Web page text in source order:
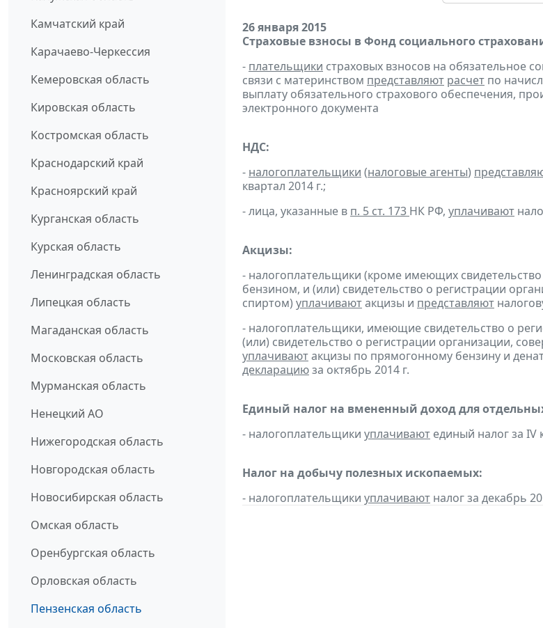
Камчатский край
Карачаево-Черкессия
Кемеровская область
Кировская область
Костромская область
Краснодарский край
Красноярский край
Курганская область
Курская область
Ленинградская область
Липецкая область
Магаданская область
Московская область
Мурманская область
Ненецкий АО
Нижегородская область
Новгородская область
Новосибирская область
Омская область
Оренбургская область
Орловская область
Пензенская область
26 января 2015
Страховые взносы в Фонд социального
- плательщики страховых взносов на обязательное
связи с материнством представляют расчет по
выплату обязательного страхового обеспечения,
электронного документа
НДС:
- налогоплательщики (налоговые агенты)
квартал 2014 г.;
- лица, указанные в п. 5 ст. 173 НК РФ, уплачивают
Акцизы:
- налогоплательщики (кроме имеющих
бензином, и (или) свидетельство о регистрации
спиртом) уплачиваютакцизы и представляют
- налогоплательщики, имеющие свидетельство о
(или) свидетельство о регистрации организации,
уплачиваютакцизы по прямогонному бензину и
декларациюза октябрь 2014 г.
Единый налог на вмененный доход для
- налогоплательщики уплачивают единый налог за IV
Налог на добычу полезных ископаемых:
- налогоплательщики уплачивают налог за декабрь